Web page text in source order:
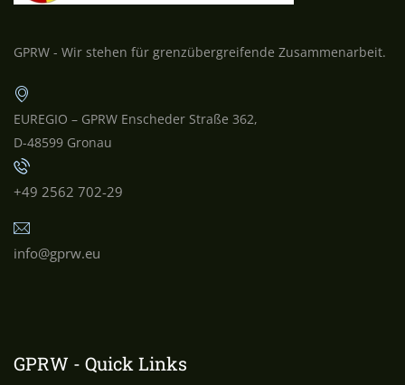
GPRW - Wir stehen für grenzübergreifende Zusammenarbeit.
EUREGIO – GPRW Enscheder Straße 362,
D-48599 Gronau
+49 2562 702-29
info@gprw.eu
GPRW - Quick Links